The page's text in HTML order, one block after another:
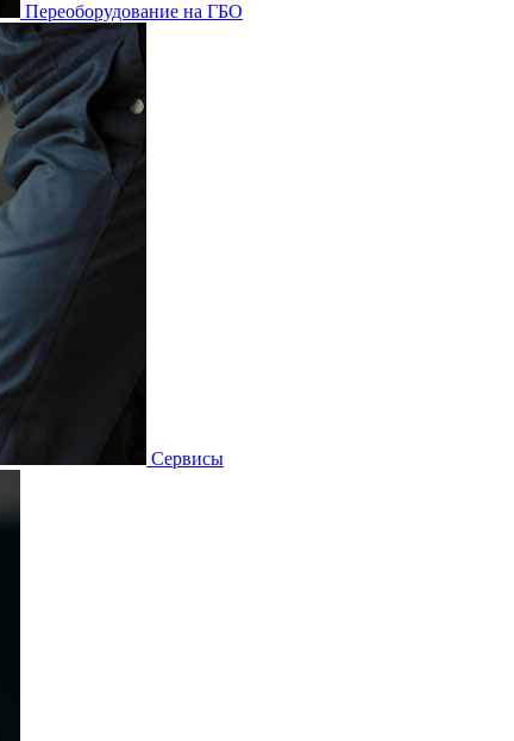
Переоборудование на ГБО
Сервисы